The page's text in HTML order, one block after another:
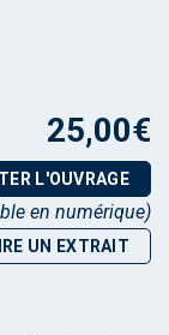
25,00€
L'OUVRAGE
en numérique)
UN EXTRAIT